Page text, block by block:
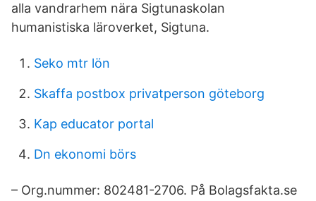
alla vandrarhem nära Sigtunaskolan
humanistiska läroverket, Sigtuna.
Seko mtr lön
Skaffa postbox privatperson göteborg
Kap educator portal
Dn ekonomi börs
– Org.nummer: 802481-2706. På Bolagsfakta.se